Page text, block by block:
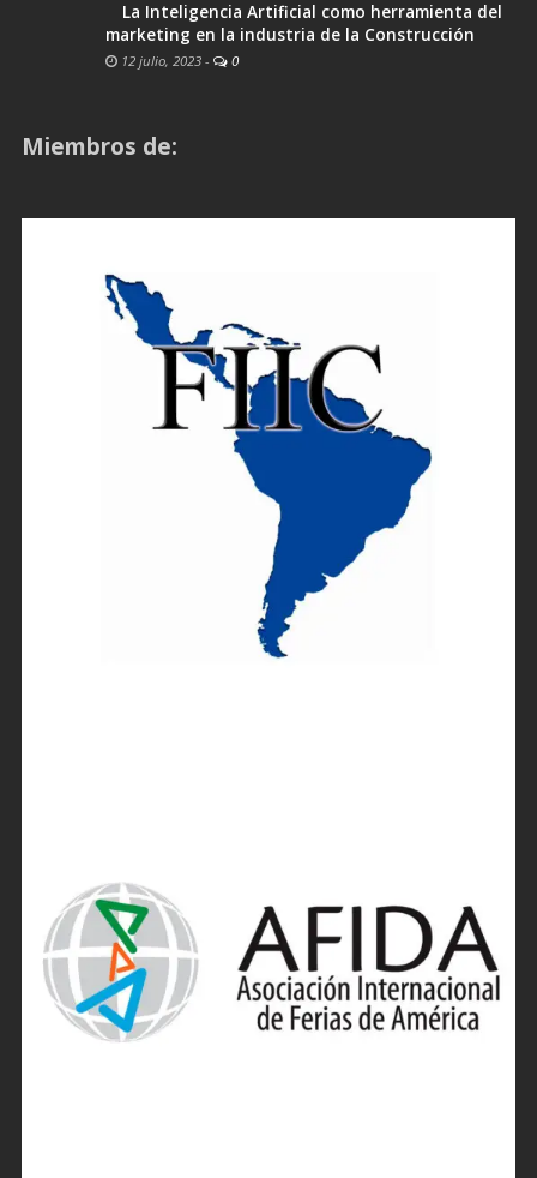
La Inteligencia Artificial como herramienta del
marketing en la industria de la Construcción
12 julio, 2023 - 0
Miembros de: